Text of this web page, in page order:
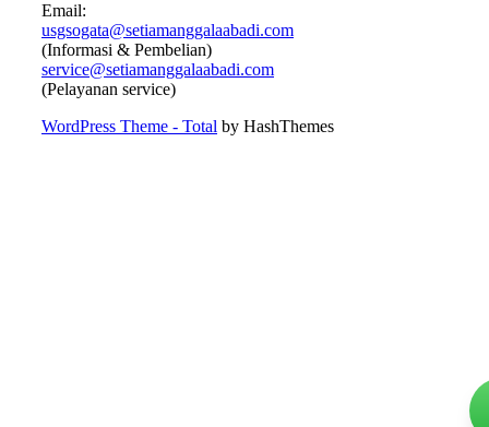
Email:
usgsogata@setiamanggalaabadi.com
(Informasi & Pembelian)
service@setiamanggalaabadi.com
(Pelayanan service)
WordPress Theme - Total by HashThemes